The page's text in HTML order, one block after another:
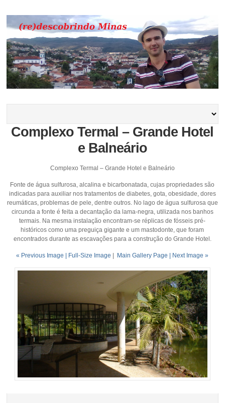
Complexo Termal – Grande Hotel
e Balneário
Complexo Termal – Grande Hotel e Balneário
Fonte de água sulfurosa, alcalina e bicarbonatada, cujas propriedades são
indicadas para auxiliar nos tratamentos de diabetes, gota, obesidade, dores
reumáticas, problemas de pele, dentre outros. No lago de água sulfurosa que
circunda a fonte é feita a decantação da lama-negra, utilizada nos banhos
termais. Na mesma instalação encontram-se réplicas de fósseis pré-
históricos como uma preguiça gigante e um mastodonte, que foram
encontrados durante as escavações para a construção do Grande Hotel.
« Previous Image | Full-Size Image | Main Gallery Page | Next Image »